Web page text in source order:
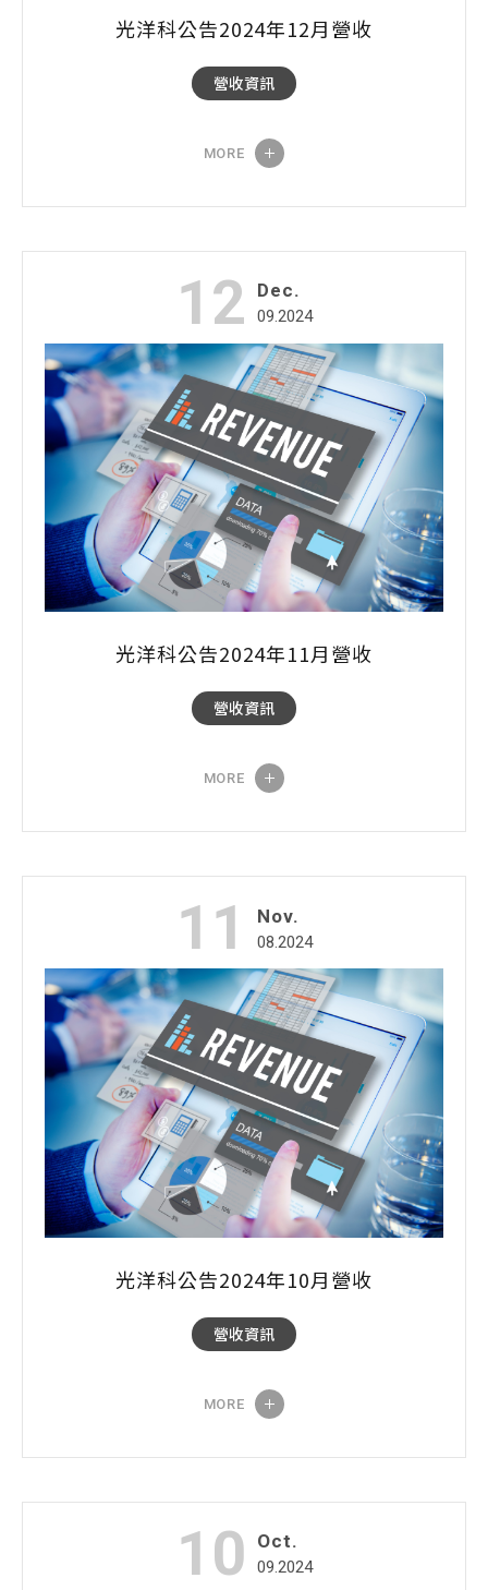
光洋科公告2024年12月營收
營收資訊
MORE
12 Dec.
09.2024
光洋科公告2024年11月營收
營收資訊
MORE
11 Nov.
08.2024
光洋科公告2024年10月營收
營收資訊
MORE
10 Oct.
09.2024